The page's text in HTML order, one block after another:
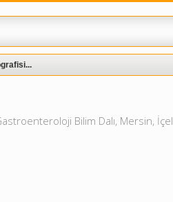
Bilim Dalı, Mersin, İçel